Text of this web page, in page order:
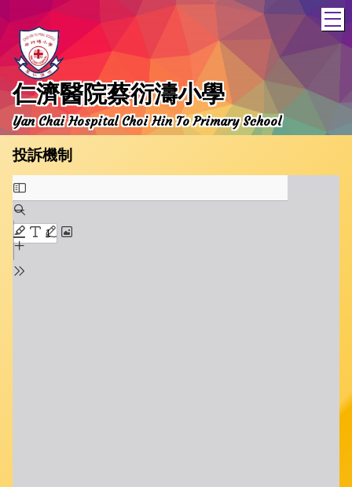
仁濟醫院蔡衍濤小學
Yan Chai Hospital Choi Hin To Primary School
投訴機制